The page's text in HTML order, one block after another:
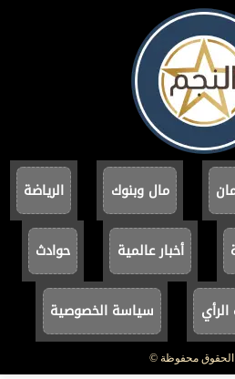
مال وبنوك الرياضة
أخبار عالمية حوادث
سياسة الخصوصية
الحقوق محفوظة ©